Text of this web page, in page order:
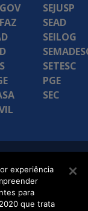
SEJUSP
SEAD
SEILOG
SETESC
PGE
SEC
experiência
para
que trata